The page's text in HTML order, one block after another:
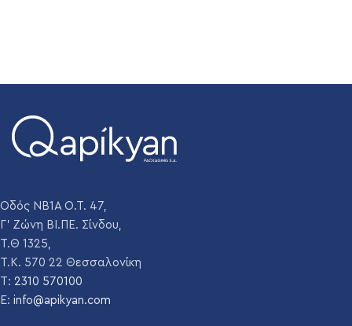
Οδός ΝΒ1Α Ο.Τ. 47,
Γ' Ζώνη ΒΙ.ΠΕ. Σίνδου,
Τ.Θ 1325,
Τ.Κ. 570 22 Θεσσαλονίκη
T: 2310 570100
E: info@apikyan.com